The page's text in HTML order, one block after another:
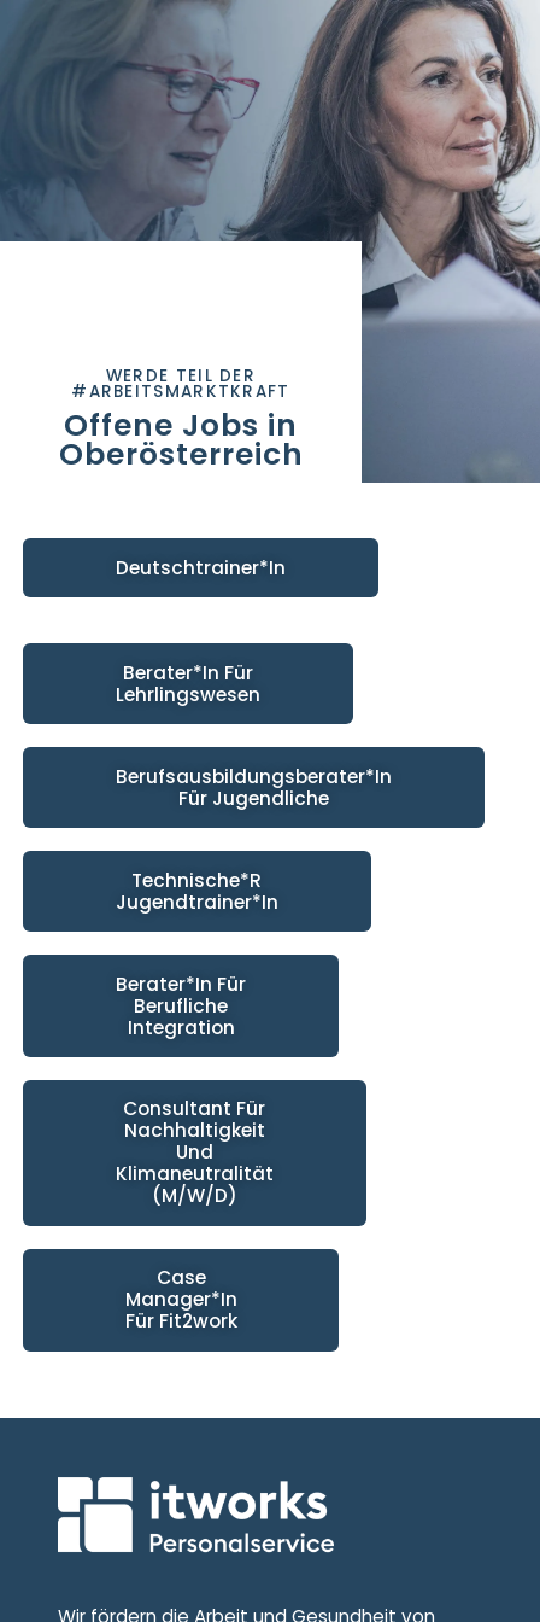
WERDE TEIL DER
#ARBEITSMARKTKRAFT
Offene Jobs in
Oberösterreich
Deutschtrainer*in
Berater*in Für
Lehrlingswesen
Berufsausbildungsberater*in
Für Jugendliche
Technische*r
Jugendtrainer*in
Berater*in Für
Berufliche
Integration
Consultant Für
Nachhaltigkeit
Und
Klimaneutralität
(m/w/d)
Case
Manager*in
Für Fit2work
Wir fördern die Arbeit und Gesundheit von